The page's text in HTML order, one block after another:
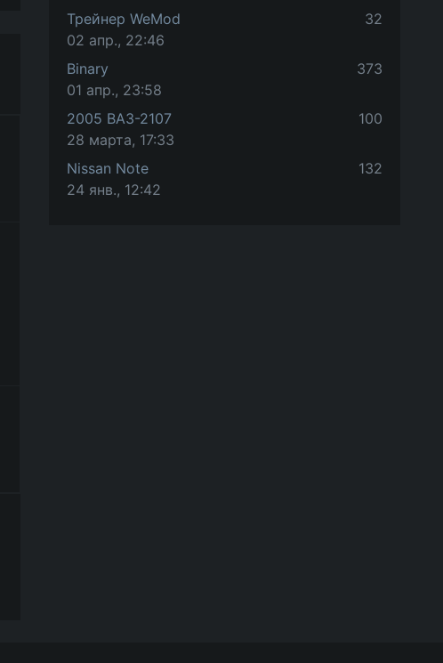
Трейнер WeMod
02 апр., 22:46
32
Binary
01 апр., 23:58
373
2005 ВАЗ-2107
28 марта, 17:33
100
Nissan Note
24 янв., 12:42
132